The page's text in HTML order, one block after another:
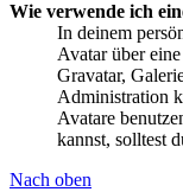
Wie verwende ich
In deinem
Avatar über
Gravatar,
Administration
Avatare
kannst, solltest
Nach oben